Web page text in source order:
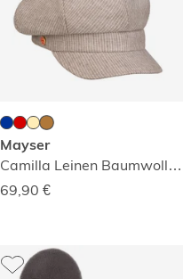
Mayser
Camilla Leinen Baumwolle Neswboy-Mütze
69,90 €